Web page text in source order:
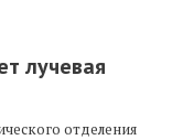
лучевая
отделения